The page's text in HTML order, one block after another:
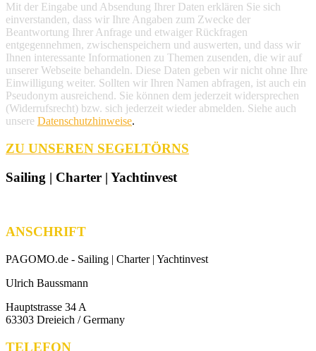
Mit der Eingabe und Absendung Ihrer Daten erklären Sie sich
einverstanden, dass wir Ihre Angaben zum Zwecke der
Beantwortung Ihrer Anfrage und etwaiger Rückfragen
entgegennehmen, zwischenspeichern und auswerten, und dass wir
Ihnen interessante Informationen zu Themen zusenden, die wir auf
unserer Webseite behandeln. Diese Daten geben wir nicht ohne Ihre
Einwilligung weiter. Sollten wir Ihren Namen abfragen, ist auch ein
Pseudonym ausreichend. Sie können dem jederzeit widersprechen
(Widerrufsrecht) bzw. sich jederzeit wieder abmelden. Siehe auch
unsere Datenschutzhinweise.
ZU UNSEREN SEGELTÖRNS
Sailing | Charter | Yachtinvest
ANSCHRIFT
PAGOMO.de - Sailing | Charter | Yachtinvest
Ulrich Baussmann
Hauptstrasse 34 A
63303 Dreieich / Germany
TELEFON